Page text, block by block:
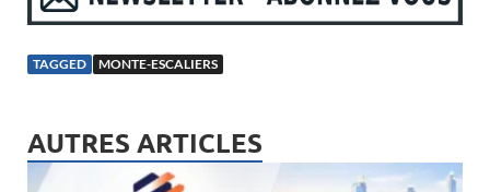
TAGGED MONTE-ESCALIERS
AUTRES ARTICLES